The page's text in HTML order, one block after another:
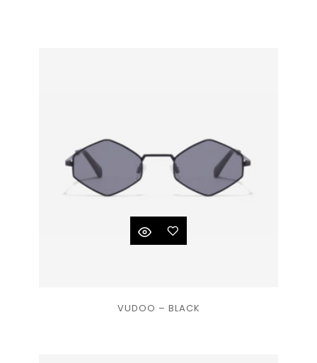
VUDOO – BLACK
à la